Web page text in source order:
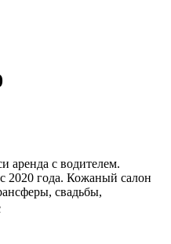
аренда с водителем.
2020 года. Кожаный салон
свадьбы,